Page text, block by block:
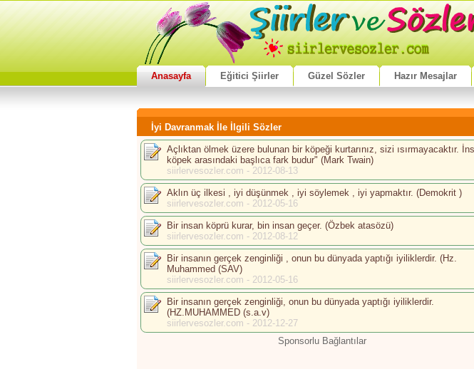
Anasayfa Eğitici Şiirler Güzel Sözler Hazır Mesajlar
İyi Davranmak İle İlgili Sözler
Açlıktan ölmek üzere bulunan bir köpeği kurtarınız, sizi ısırmayacaktır.
köpek arasındaki başlıca fark budur" (Mark Twain)
siirlervesozler.com - 2012-08-13
Aklın üç ilkesi , iyi düşünmek , iyi söylemek , iyi yapmaktır. (Demokrit )
siirlervesozler.com - 2012-05-16
Bir insan köprü kurar, bin insan geçer. (Özbek atasözü)
siirlervesozler.com - 2012-08-12
Bir insanın gerçek zenginliği , onun bu dünyada yaptığı iyiliklerdir. (Hz.
Muhammed (SAV)
siirlervesozler.com - 2012-05-16
Bir insanın gerçek zenginliği, onun bu dünyada yaptığı iyiliklerdir.
(HZ.MUHAMMED (s.a.v)
siirlervesozler.com - 2012-12-27
Sponsorlu Bağlantılar